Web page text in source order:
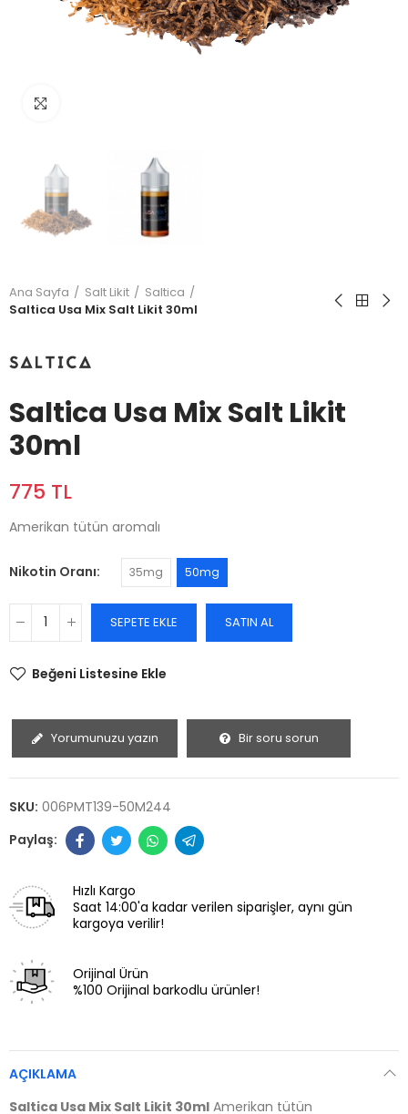
Ana Sayfa Salt Likit
Saltica
Saltica Usa Mix Salt Likit 30ml
Saltica Usa Mix Salt Likit
30ml
775 TL
Amerikan tütün aromalı
Nikotin Oranı 35mg 50mg
SEPETE EKLE SATIN AL
Beğeni Listesine Ekle
Yorumunuzu yazın Bir soru sorun
SKU: 006PMT139-50M244
Hızlı Kargo
Saat 14:00'a kadar verilen siparişler, aynı gün
kargoya verilir!
Orijinal Ürün
%100 Orijinal barkodlu ürünler!
AÇIKLAMA
Saltica Usa Mix Salt Likit 30ml Amerikan tütün